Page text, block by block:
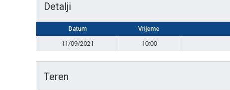
Detalji
Datum Vrijeme
11/09/2021 10:00
Teren